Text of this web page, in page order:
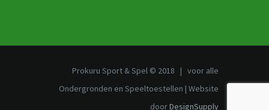
Prokuru Sport & Spel © 2018 | voor alle
Ondergronden en Speeltoestellen | Website
doorDesignSupply